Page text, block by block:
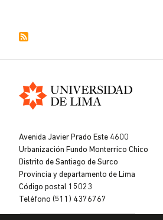
Lima
Avenida Javier Prado Este 4600
Urbanización Fundo Monterrico Chico
Distrito de Santiago de Surco
Provincia y departamento de Lima
Código postal 15023
Teléfono (511) 4376767